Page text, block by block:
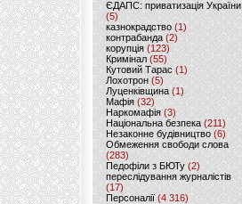
ЄДАПС: приватизація України
(5)
казнокрадство (1)
контрабанда (2)
корупція (123)
Кримінал (55)
Кутовий Тарас (1)
Лохотрон(5)
Луценківщина (1)
Мафія (32)
Наркомафія (3)
Національна безпека (211)
Незаконне будівництво(6)
Обмеження свободи слова
(283)
Педофіли з БЮТу (2)
переслідування журналістів
(17)
Персоналії (4 316)